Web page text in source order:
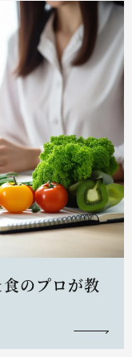
食のプロが教